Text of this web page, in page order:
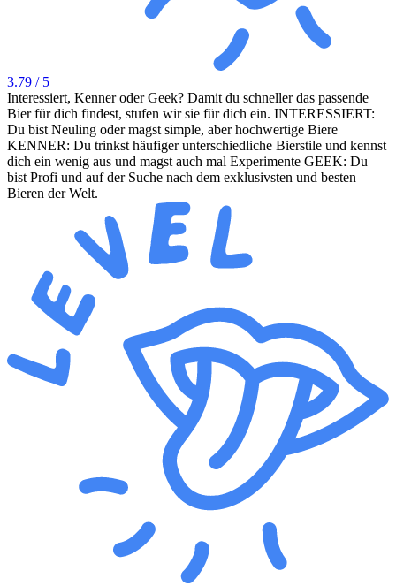
3.79 / 5
Interessiert, Kenner oder Geek? Damit du schneller das passende
Bier für dich findest, stufen wir sie für dich ein. INTERESSIERT:
Du bist Neuling oder magst simple, aber hochwertige Biere
KENNER: Du trinkst häufiger unterschiedliche Bierstile und kennst
dich ein wenig aus und magst auch mal Experimente GEEK: Du
bist Profi und auf der Suche nach dem exklusivsten und besten
Bieren der Welt.